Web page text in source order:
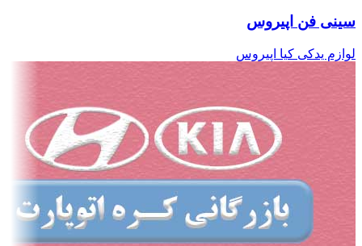
سینی فن اپیروس
لوازم یدکی کیا اپیروس